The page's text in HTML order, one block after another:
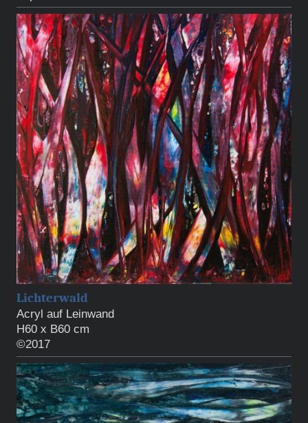
Lichterwald
Acryl auf Leinwand
H60 x B60 cm
©2017